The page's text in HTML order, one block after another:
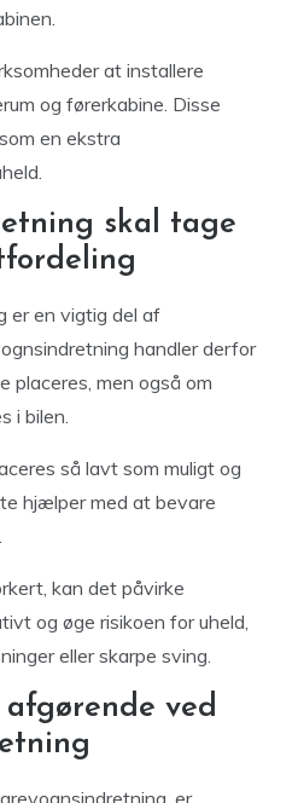
at installere
og førerkabine. Disse
en ekstra
skal tage
er en vigtig del af
handler derfor
placeres, men også om
i bilen.
så lavt som muligt og
hjælper med at bevare
kan det påvirke
og øge risikoen for uheld,
eller skarpe sving.
afgørende ved
er